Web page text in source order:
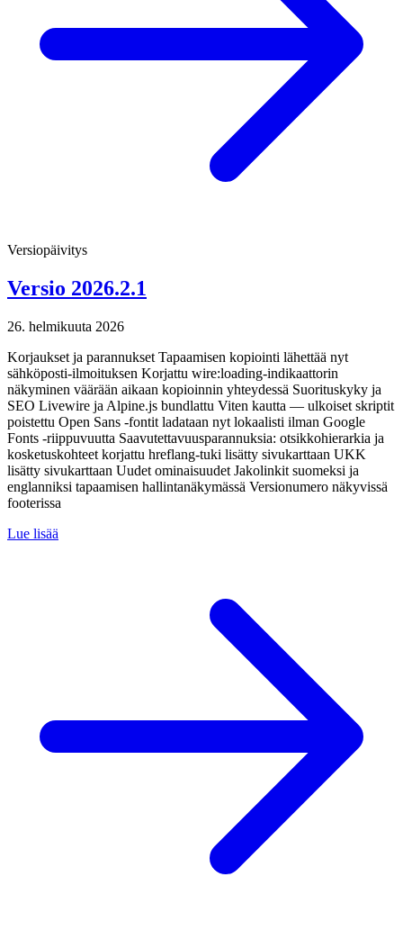
Versiopäivitys
Versio 2026.2.1
26. helmikuuta 2026
Korjaukset ja parannukset Tapaamisen kopiointi lähettää nyt
sähköposti-ilmoituksen Korjattu wire:loading-indikaattorin
näkyminen väärään aikaan kopioinnin yhteydessä Suorituskyky ja
SEO Livewire ja Alpine.js bundlattu Viten kautta — ulkoiset skriptit
poistettu Open Sans -fontit ladataan nyt lokaalisti ilman Google
Fonts -riippuvuutta Saavutettavuusparannuksia: otsikkohierarkia ja
kosketuskohteet korjattu hreflang-tuki lisätty sivukarttaan UKK
lisätty sivukarttaan Uudet ominaisuudet Jakolinkit suomeksi ja
englanniksi tapaamisen hallintanäkymässä Versionumero näkyvissä
footerissa
Lue lisää